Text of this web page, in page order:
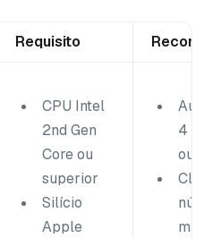
Requisito
CPU Intel
2nd Gen
Core ou
superior
Silício
Apple
4
ou
mais